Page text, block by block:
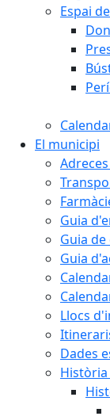
Espai
El municipi
Guia
Guia
Guia
Llocs
Dades
Història